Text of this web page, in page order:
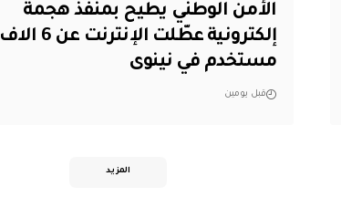
الأمن الوطني يطيح بمنفذ هجمة
إلكترونية عطّلت الإنترنت عن 6 الاف
مستخدم في نينوى
قبل يومين
المزيد